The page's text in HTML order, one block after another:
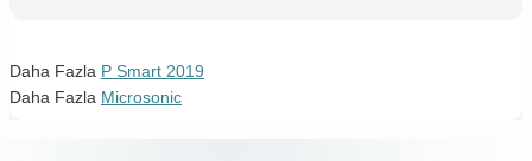
Daha Fazla P Smart 2019
Daha Fazla Microsonic